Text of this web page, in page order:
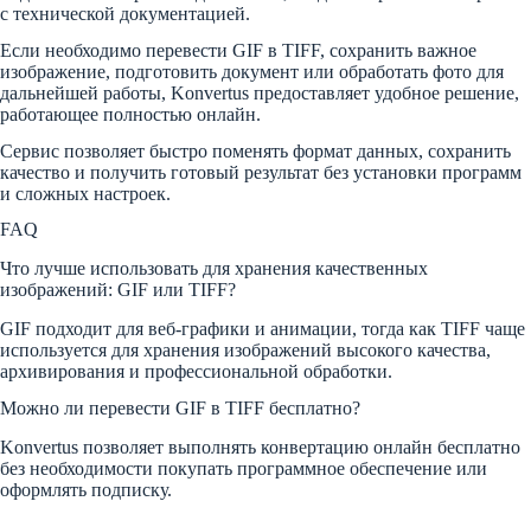
с технической документацией.
Если необходимо перевести GIF в TIFF, сохранить важное
изображение, подготовить документ или обработать фото для
дальнейшей работы, Konvertus предоставляет удобное решение,
работающее полностью онлайн.
Сервис позволяет быстро поменять формат данных, сохранить
качество и получить готовый результат без установки программ
и сложных настроек.
FAQ
Что лучше использовать для хранения качественных
изображений: GIF или TIFF?
GIF подходит для веб-графики и анимации, тогда как TIFF чаще
используется для хранения изображений высокого качества,
архивирования и профессиональной обработки.
Можно ли перевести GIF в TIFF бесплатно?
Konvertus позволяет выполнять конвертацию онлайн бесплатно
без необходимости покупать программное обеспечение или
оформлять подписку.